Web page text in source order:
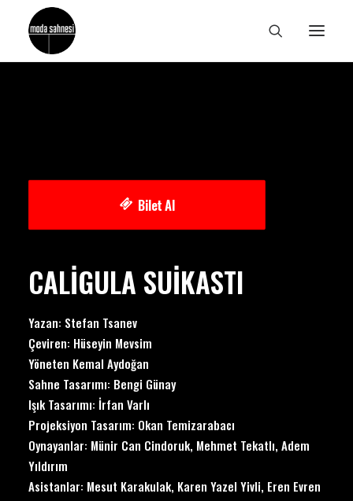
Bilet Al
CALİGULA SUİKASTI
Yazan: Stefan Tsanev
Çeviren: Hüseyin Mevsim
Yöneten Kemal Aydoğan
Sahne Tasarımı: Bengi Günay
Işık Tasarımı: İrfan Varlı
Projeksiyon Tasarım: Okan Temizarabacı
Oynayanlar: Münir Can Cindoruk, Mehmet Tekatlı, Adem
Yıldırım
Asistanlar: Mesut Karakulak, Karen Yazel Yivli, Eren Evren